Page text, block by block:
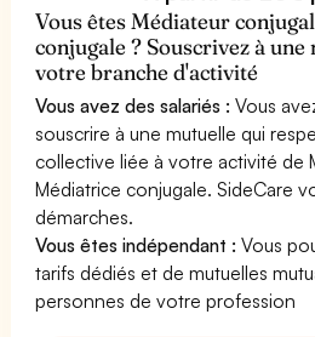
Vous êtes Médiateur
conjugale ? Souscrivez à
votre branche d'activité
Vous avez des salariés : Vous
souscrire à une mutuelle qui
collective liée à votre activité de
Médiatrice conjugale. SideCare
démarches.
Vous êtes indépendant : Vous
tarifs dédiés et de mutuelles
personnes de votre profession